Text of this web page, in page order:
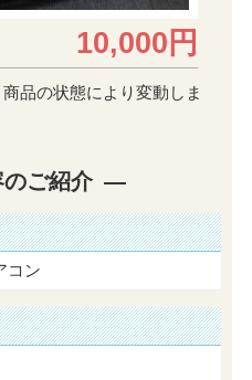
10,000円
品の状態により変動しま
ご紹介
コン